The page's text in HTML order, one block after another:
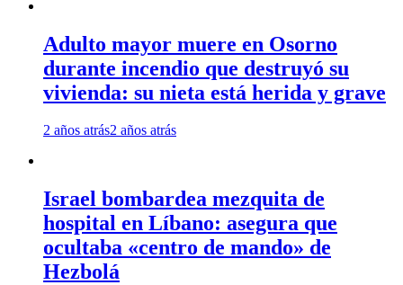
Adulto mayor muere en Osorno
durante incendio que destruyó su
vivienda: su nieta está herida y grave
2 años atrás2 años atrás
Israel bombardea mezquita de
hospital en Líbano: asegura que
ocultaba «centro de mando» de
Hezbolá